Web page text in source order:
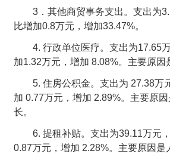
3．其他商贸事务支出。支出为
比增加0.8万元，增加33.47%。
4. 行政单位医疗。支出为17.65万
加1.32万元，增加 8.08%。主要原因
5. 住房公积金。支出为 27.38万
加 0.77万元，增加 2.89%。主要原
长。
6. 提租补贴。支出为39.11万元，
0.87万元，增加 2.28%。主要原因是